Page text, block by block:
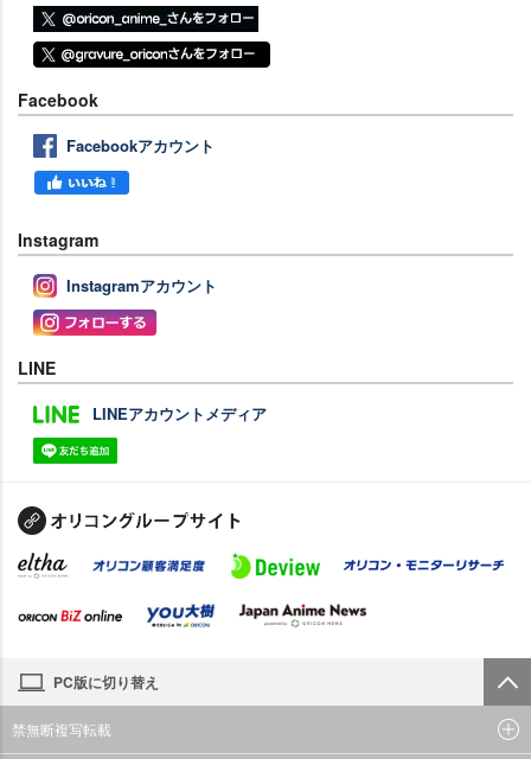
Facebook
Facebookアカウント
Instagram
Instagramアカウント
LINE
LINEアカウントメディア
PC版に切り替え
禁無断複写転載